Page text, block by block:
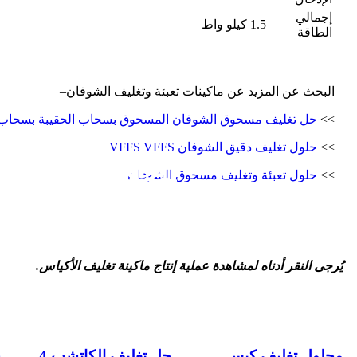
إجمالي
الطاقة
1.5 كيلو واط
البحث عن المزيد عن ماكينات تعبئة وتغليف الشوفان–
>> حل تغليف مسحوق الشوفان المسحوق بسحاب الحقيبة
>> حلول تغليف دقيق الشوفان VFFS VFFS
>> حلول تعبئة وتغليف مسحوق الشوفانعبوات دويباك
عرض
تعبئة الوسائد
عرض
تغليف الكيس
عرض
يُرجى النقر أدناه لمشاهدة عملية إنتاج ماكينة تغليف الأكياس.